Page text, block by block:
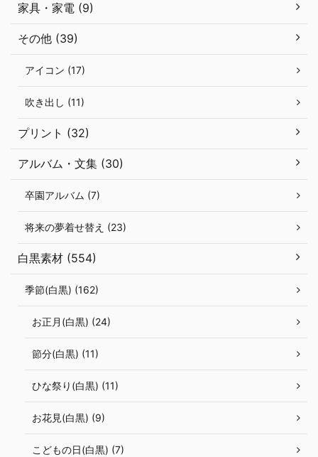
家具・家電 (9)
その他 (39)
アイコン (17)
吹き出し (11)
プリント (32)
アルバム・文集 (30)
卒園アルバム (7)
将来の夢着せ替え (23)
白黒素材 (554)
季節(白黒) (162)
お正月(白黒) (24)
節分(白黒) (11)
ひな祭り(白黒) (11)
お花見(白黒) (9)
こどもの日(白黒) (7)